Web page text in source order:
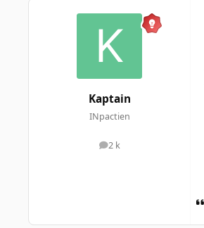
Kaptain
INpactien
2 k
messages